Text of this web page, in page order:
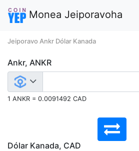
Monea Jeiporavoha
Jeiporavo Ankr Dólar Kanada
Ankr, ANKR
1 ANKR = 0.0091492 CAD
Dólar Kanada, CAD